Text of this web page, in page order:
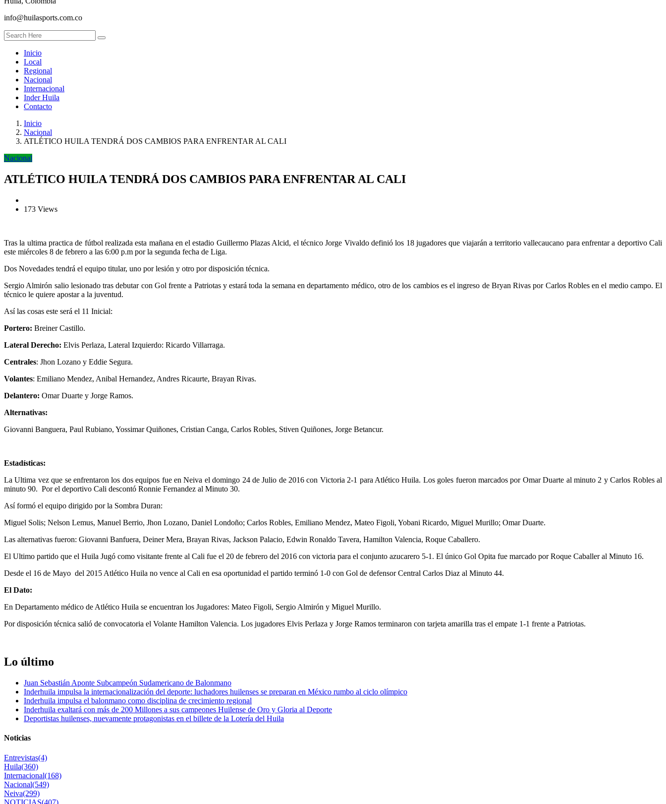
info@huilasports.com.co
Inicio
Local
Regional
Nacional
Internacional
Inder Huila
Contacto
Inicio
Nacional
ATLÉTICO HUILA TENDRÁ DOS CAMBIOS PARA ENFRENTAR AL CALI
Nacional
ATLÉTICO HUILA TENDRÁ DOS CAMBIOS PARA ENFRENTAR AL CALI
173 Views
Tras la ultima practica de fútbol realizada esta mañana en el estadio Guillermo Plazas Alcid, el técnico Jorge Vivaldo definió los 18 jugadores que viajarán a territorio vallecaucano para enfrentar a deportivo Cali
este miércoles 8 de febrero a las 6:00 p.m por la segunda fecha de Liga.
Dos Novedades tendrá el equipo titular, uno por lesión y otro por disposición técnica.
Sergio Almirón salio lesionado tras debutar con Gol frente a Patriotas y estará toda la semana en departamento médico, otro de los cambios es el ingreso de Bryan Rivas por Carlos Robles en el medio campo. El
técnico le quiere apostar a la juventud.
Así las cosas este será el 11 Inicial:
Portero: Breiner Castillo.
Lateral Derecho: Elvis Perlaza, Lateral Izquierdo: Ricardo Villarraga.
Centrales: Jhon Lozano y Eddie Segura.
Volantes: Emiliano Mendez, Anibal Hernandez, Andres Ricaurte, Brayan Rivas.
Delantero: Omar Duarte y Jorge Ramos.
Alternativas:
Giovanni Banguera, Paul Rubiano, Yossimar Quiñones, Cristian Canga, Carlos Robles, Stiven Quiñones, Jorge Betancur.
Estadísticas:
La Ultima vez que se enfrentaron los dos equipos fue en Neiva el domingo 24 de Julio de 2016 con Victoria 2-1 para Atlético Huila. Los goles fueron marcados por Omar Duarte al minuto 2 y Carlos Robles al
minuto 90. Por el deportivo Cali descontó Ronnie Fernandez al Minuto 30.
Así formó el equipo dirigido por la Sombra Duran:
Miguel Solis; Nelson Lemus, Manuel Berrio, Jhon Lozano, Daniel Londoño; Carlos Robles, Emiliano Mendez, Mateo Figoli, Yobani Ricardo, Miguel Murillo; Omar Duarte.
Las alternativas fueron: Giovanni Banfuera, Deiner Mera, Brayan Rivas, Jackson Palacio, Edwin Ronaldo Tavera, Hamilton Valencia, Roque Caballero.
El Ultimo partido que el Huila Jugó como visitante frente al Cali fue el 20 de febrero del 2016 con victoria para el conjunto azucarero 5-1. El único Gol Opita fue marcado por Roque Caballer al Minuto 16.
Desde el 16 de Mayo del 2015 Atlético Huila no vence al Cali en esa oportunidad el partido terminó 1-0 con Gol de defensor Central Carlos Diaz al Minuto 44.
El Dato:
En Departamento médico de Atlético Huila se encuentran los Jugadores: Mateo Figoli, Sergio Almirón y Miguel Murillo.
Por disposición técnica salió de convocatoria el Volante Hamilton Valencia. Los jugadores Elvis Perlaza y Jorge Ramos terminaron con tarjeta amarilla tras el empate 1-1 frente a Patriotas.
Lo último
Juan Sebastián Aponte Subcampeón Sudamericano de Balonmano
Inderhuila impulsa la internacionalización del deporte: luchadores huilenses se preparan en México rumbo al ciclo olímpico
Inderhuila impulsa el balonmano como disciplina de crecimiento regional
Inderhuila exaltará con más de 200 Millones a sus campeones Huilense de Oro y Gloria al Deporte
Deportistas huilenses, nuevamente protagonistas en el billete de la Lotería del Huila
Noticias
Entrevistas(4)
Huila(360)
Internacional(168)
Nacional(549)
Neiva(299)
NOTICIAS(407)